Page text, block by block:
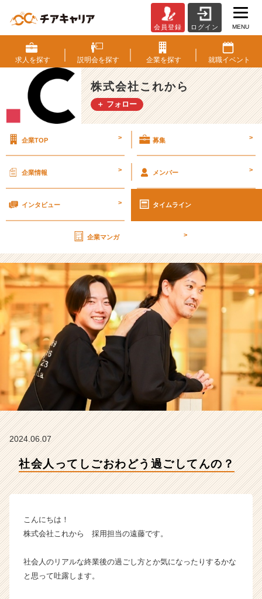
会
人
っ
て
し
ご
う
し
【株
式
会
社
れ
か
ら
の
タ
イ
イ
ン】
チ
ャ
業
ら
会員登録 ログイン MENU
求人を探す 説明会を探す 企業を探す 就職イベント
株式会社これから
＋ フォロー
企業TOP > 募集 >
企業情報 > メンバー >
インタビュー > タイムライン
企業マンガ >
2024.06.07
社会人ってしごおわどう過ごしてんの？
こんにちは！
株式会社これから 採用担当の遠藤です。
社会人のリアルな終業後の過ごし方とか気になったりするかな
と思って吐露します。